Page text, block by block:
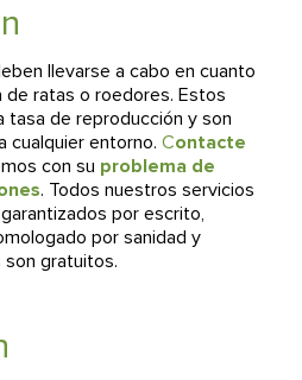
llevarse a cabo en cuanto
ratas o roedores. Estos
tasa de reproducción y son
cualquier entorno. Contacte
con su problema de
. Todos nuestros servicios
por escrito,
por sanidad y
gratuitos.